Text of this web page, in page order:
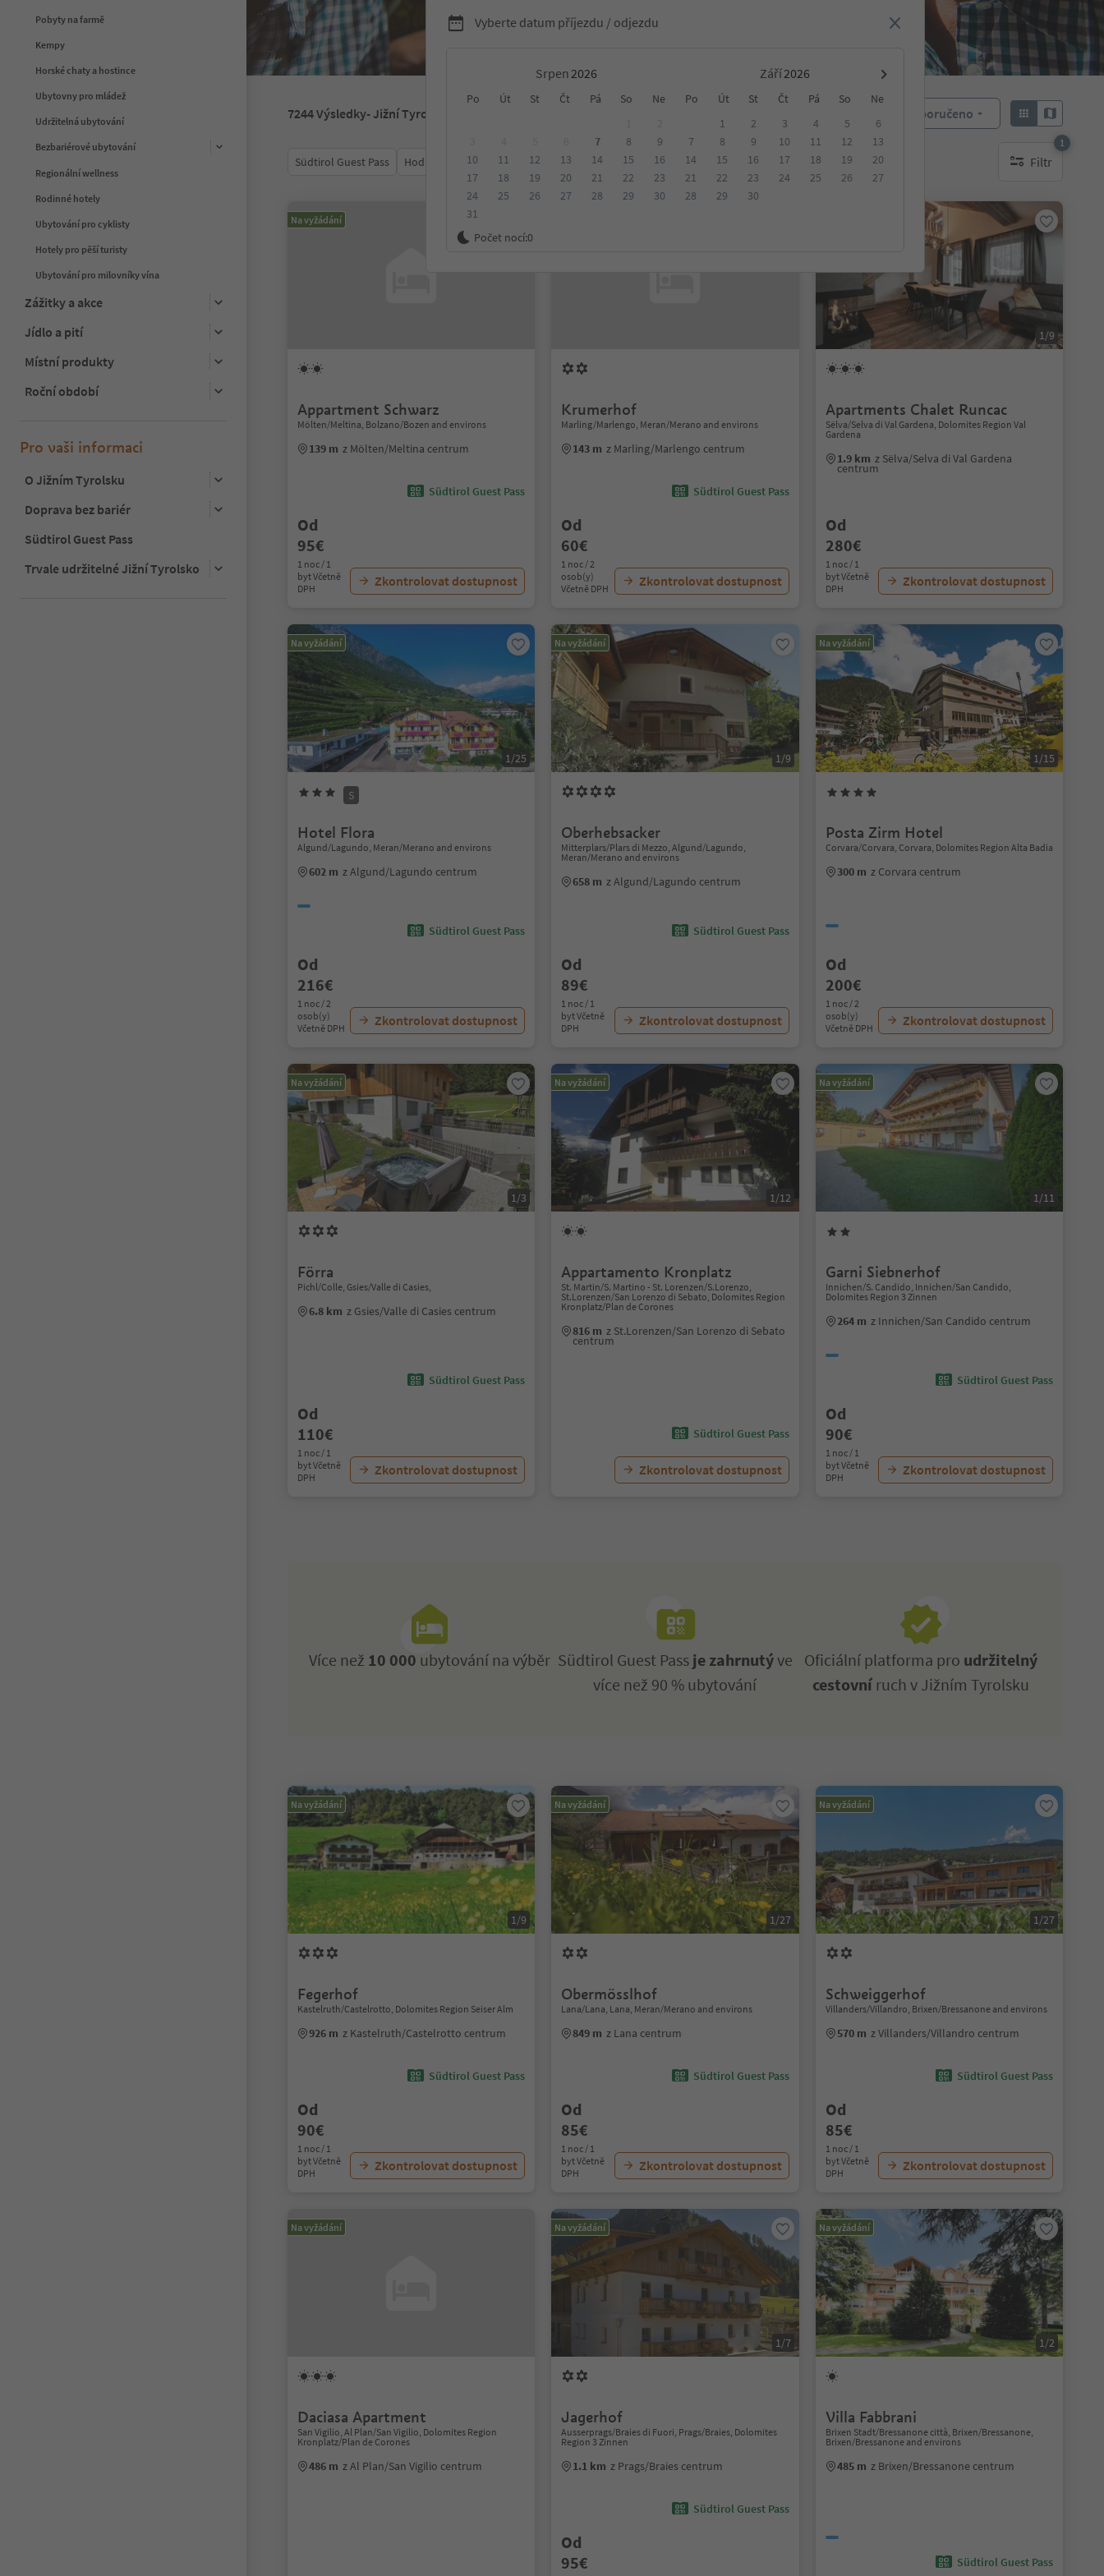
Pobyty na farmě
Kempy
Horské chaty a hostince
Ubytovny pro mládež
Udržitelná ubytování
Bezbariérové ubytování
Regionální wellness
Rodinné hotely
Ubytování pro cyklisty
Hotely pro pěší turisty
Ubytování pro milovníky vína
Zážitky a akce
Jídlo a pití
Místní produkty
Roční období
Pro vaši informaci
O Jižním Tyrolsku
Doprava bez bariér
Südtirol Guest Pass
Trvale udržitelné Jižní Tyrolsko
Vyberte datum příjezdu / odjezdu
Srpen Září
Po Út St Čt Pá So Ne Po Út St Čt Pá So
Ne
7 8
9
10
11 12 13 14 15
16
17
18 19 20 21 22
23
24
25 26 27 28 29
30
31
1 2 3 4 5
6
7
8 9 10 11 12
13
14
15 16 17 18 19
20
21
22 23 24 25 26
27
28
29 30
Počet nocí:0
7244Výsledky- Jižní Tyrolsko Doporučeno
Südtirol Guest Pass Hodnocení Kategorie Zpracovává Udržitelné ubytování Filtr
1
1 aktywny filtr
Na vyžádání
Appartment Schwarz
Mölten/Meltina, Bolzano/Bozen and environs
139 m z Mölten/Meltina centrum
Südtirol Guest Pass
Od
95€
1 noc / 1
byt Včetně
DPH
Zkontrolovat dostupnost
Krumerhof
Marling/Marlengo, Meran/Merano and environs
143 m z Marling/Marlengo centrum
Südtirol Guest Pass
Od
60€
1 noc / 2
osob(y)
Včetně DPH
Zkontrolovat dostupnost
1/9
Apartments Chalet Runcac
Sëlva/Selva di Val Gardena, Dolomites Region Val
Gardena
1.9 km z Sëlva/Selva di Val Gardena
centrum
Od
280€
1 noc / 1
byt Včetně
DPH
Zkontrolovat dostupnost
Na vyžádání
1/25
S
Hotel Flora
Algund/Lagundo, Meran/Merano and environs
602 m z Algund/Lagundo centrum
Südtirol Guest Pass
Od
216€
1 noc / 2
osob(y)
Včetně DPH
Zkontrolovat dostupnost
Na vyžádání
1/9
Oberhebsacker
Mitterplars/Plars di Mezzo, Algund/Lagundo,
Meran/Merano and environs
658 m z Algund/Lagundo centrum
Südtirol Guest Pass
Od
89€
1 noc / 1
byt Včetně
DPH
Zkontrolovat dostupnost
Na vyžádání
1/15
Posta Zirm Hotel
Corvara/Corvara, Corvara, Dolomites Region Alta Badia
300 m z Corvara centrum
Od
200€
1 noc / 2
osob(y)
Včetně DPH
Zkontrolovat dostupnost
Na vyžádání
1/3
Förra
Pichl/Colle, Gsies/Valle di Casies,
6.8 km z Gsies/Valle di Casies centrum
Südtirol Guest Pass
Od
110€
1 noc / 1
byt Včetně
DPH
Zkontrolovat dostupnost
Na vyžádání
1/12
Appartamento Kronplatz
St. Martin/S. Martino - St. Lorenzen/S.Lorenzo,
St.Lorenzen/San Lorenzo di Sebato, Dolomites Region
Kronplatz/Plan de Corones
816 m z St.Lorenzen/San Lorenzo di Sebato
centrum
Südtirol Guest Pass
Zkontrolovat dostupnost
Na vyžádání
1/11
Garni Siebnerhof
Innichen/S. Candido, Innichen/San Candido,
Dolomites Region 3 Zinnen
264 m z Innichen/San Candido centrum
Südtirol Guest Pass
Od
90€
1 noc / 1
byt Včetně
DPH
Zkontrolovat dostupnost
Více než 10 000 ubytování na výběr Südtirol Guest Passje zahrnutýve
více než 90 % ubytování
Oficiální platforma pro udržitelný
cestovníruch v Jižním Tyrolsku
Na vyžádání
1/9
Fegerhof
Kastelruth/Castelrotto, Dolomites Region Seiser Alm
926 m z Kastelruth/Castelrotto centrum
Südtirol Guest Pass
Od
90€
1 noc / 1
byt Včetně
DPH
Zkontrolovat dostupnost
Na vyžádání
1/27
Obermösslhof
Lana/Lana, Lana, Meran/Merano and environs
849 m z Lana centrum
Südtirol Guest Pass
Od
85€
1 noc / 1
byt Včetně
DPH
Zkontrolovat dostupnost
Na vyžádání
1/27
Schweiggerhof
Villanders/Villandro, Brixen/Bressanone and environs
570 m z Villanders/Villandro centrum
Südtirol Guest Pass
Od
85€
1 noc / 1
byt Včetně
DPH
Zkontrolovat dostupnost
Na vyžádání
Daciasa Apartment
San Vigilio, Al Plan/San Vigilio, Dolomites Region
Kronplatz/Plan de Corones
486 m z Al Plan/San Vigilio centrum
Na vyžádání
1/7
Jagerhof
Ausserprags/Braies di Fuori, Prags/Braies, Dolomites
Region 3 Zinnen
1.1 km z Prags/Braies centrum
Südtirol Guest Pass
Od
95€
Na vyžádání
1/2
Villa Fabbrani
Brixen Stadt/Bressanone città, Brixen/Bressanone,
Brixen/Bressanone and environs
485 m z Brixen/Bressanone centrum
Südtirol Guest Pass